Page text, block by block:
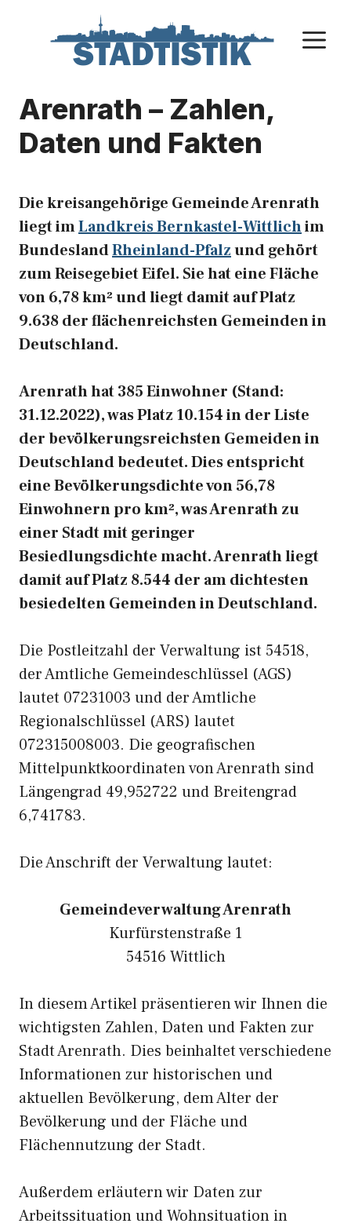
Arenrath – Zahlen,
Daten und Fakten
Die kreisangehörige Gemeinde Arenrath
liegt imLandkreis Bernkastel-Wittlichim
BundeslandRheinland-Pfalzund gehört
zum Reisegebiet Eifel. Sie hat eine Fläche
von 6,78 km² und liegt damit auf Platz
9.638 der flächenreichsten Gemeinden in
Deutschland.
Arenrath hat 385 Einwohner (Stand:
31.12.2022), was Platz 10.154 in der Liste
der bevölkerungsreichsten Gemeiden in
Deutschland bedeutet. Dies entspricht
eine Bevölkerungsdichte von 56,78
Einwohnern pro km², was Arenrath zu
einer Stadt mit geringer
Besiedlungsdichte macht. Arenrath liegt
damit auf Platz 8.544 der am dichtesten
besiedelten Gemeinden in Deutschland.
Die Postleitzahl der Verwaltung ist 54518,
der Amtliche Gemeindeschlüssel (AGS)
lautet 07231003 und der Amtliche
Regionalschlüssel (ARS) lautet
072315008003. Die geografischen
Mittelpunktkoordinaten von Arenrath sind
Längengrad 49,952722 und Breitengrad
6,741783.
Die Anschrift der Verwaltung lautet:
Gemeindeverwaltung Arenrath
Kurfürstenstraße 1
54516 Wittlich
In diesem Artikel präsentieren wir Ihnen die
wichtigsten Zahlen, Daten und Fakten zur
Stadt Arenrath. Dies beinhaltet verschiedene
Informationen zur historischen und
aktuellen Bevölkerung, dem Alter der
Bevölkerung und der Fläche und
Flächennutzung der Stadt.
Außerdem erläutern wir Daten zur
Arbeitssituation und Wohnsituation in